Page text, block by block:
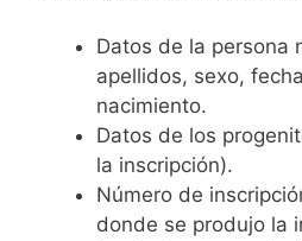
Datos de la persona
apellidos, sexo,
nacimiento.
Datos de los
la inscripción).
Número de
donde se produjo la